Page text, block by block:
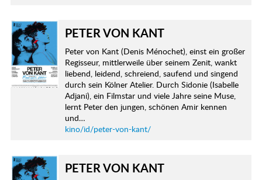
PETER VON KANT
Peter von Kant (Denis Ménochet), einst ein großer
Regisseur, mittlerweile über seinem Zenit, wankt
liebend, leidend, schreiend, saufend und singend
durch sein Kölner Atelier. Durch Sidonie (Isabelle
Adjani), ein Filmstar und viele Jahre seine Muse,
lernt Peter den jungen, schönen Amir kennen
und…
kino/id/peter-von-kant/
PETER VON KANT